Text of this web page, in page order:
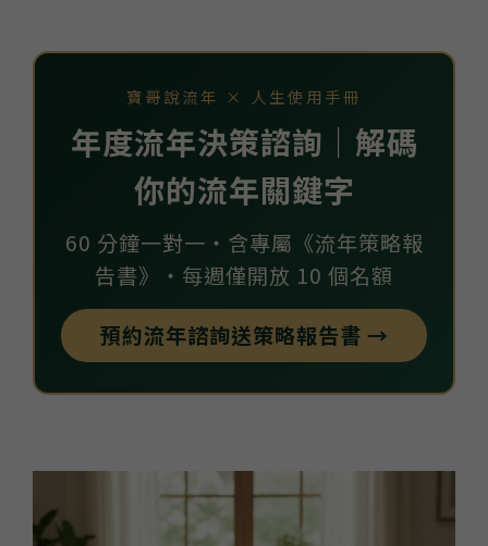
寶哥說流年 × 人生使用手冊
年度流年決策諮詢｜解碼
你的流年關鍵字
60 分鐘一對一・含專屬《流年策略報
告書》・每週僅開放 10 個名額
預約流年諮詢送策略報告書 →